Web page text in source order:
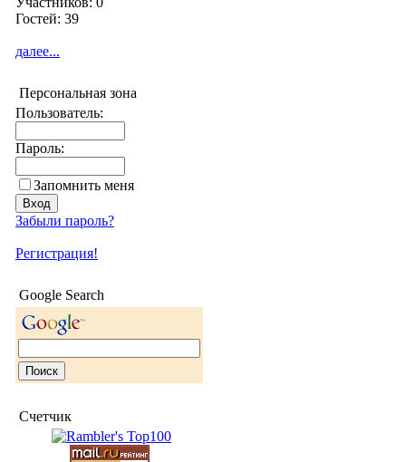
Гостей: 39
далее...
Персональная зона
Пользователь:
Пароль:
Запомнить меня
Забыли пароль?
Регистрация!
Google Search
Счетчик